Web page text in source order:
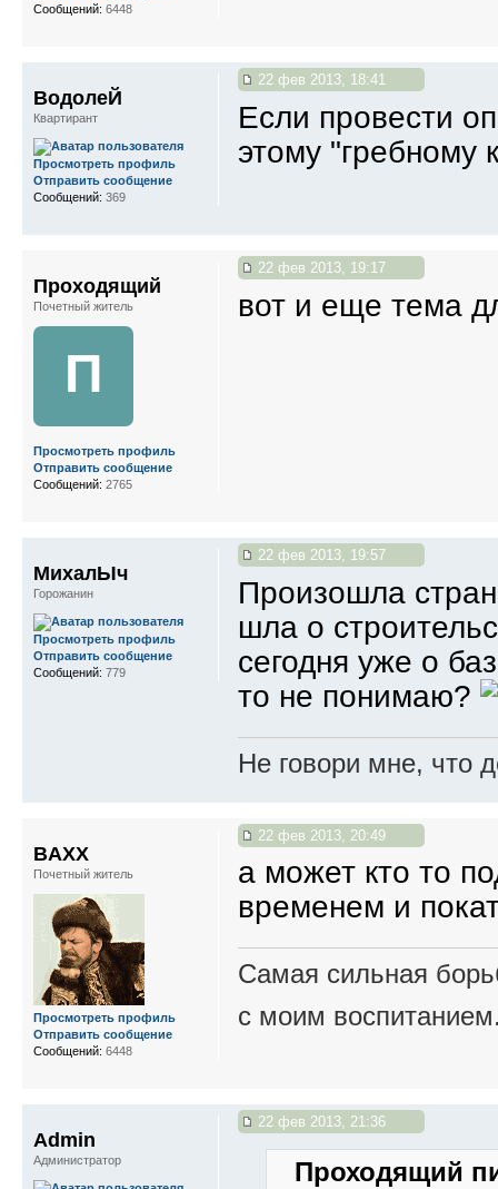
Сообщений: 6448
22 фев 2013, 18:41
Если провести
этому "гребному
ВодолеЙ
Квартирант
Просмотреть профиль
Отправить сообщение
Сообщений: 369
22 фев 2013, 19:17
вот и еще тема
Проходящий
Почетный житель
П
Просмотреть профиль
Отправить сообщение
Сообщений: 2765
22 фев 2013, 19:57
Произошла
шла о
сегодня уже о
то не понимаю?
Не говори мне, что
МихалЫч
Горожанин
Просмотреть профиль
Отправить сообщение
Сообщений: 779
22 фев 2013, 20:49
а может кто то
временем и
Самая сильная
с моим
BAXX
Почетный житель
Просмотреть профиль
Отправить сообщение
Сообщений: 6448
22 фев 2013, 21:36
Проходящий
Admin
Администратор